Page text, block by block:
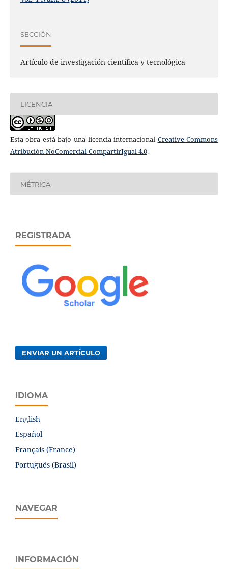
SECCIÓN
Artículo de investigación científica y tecnológica
LICENCIA
Esta obra está bajo una licencia internacional Creative Commons
Atribución-NoComercial-CompartirIgual 4.0.
MÉTRICA
REGISTRADA
ENVIAR UN ARTÍCULO
IDIOMA
English
Español
Français (France)
Português (Brasil)
NAVEGAR
INFORMACIÓN